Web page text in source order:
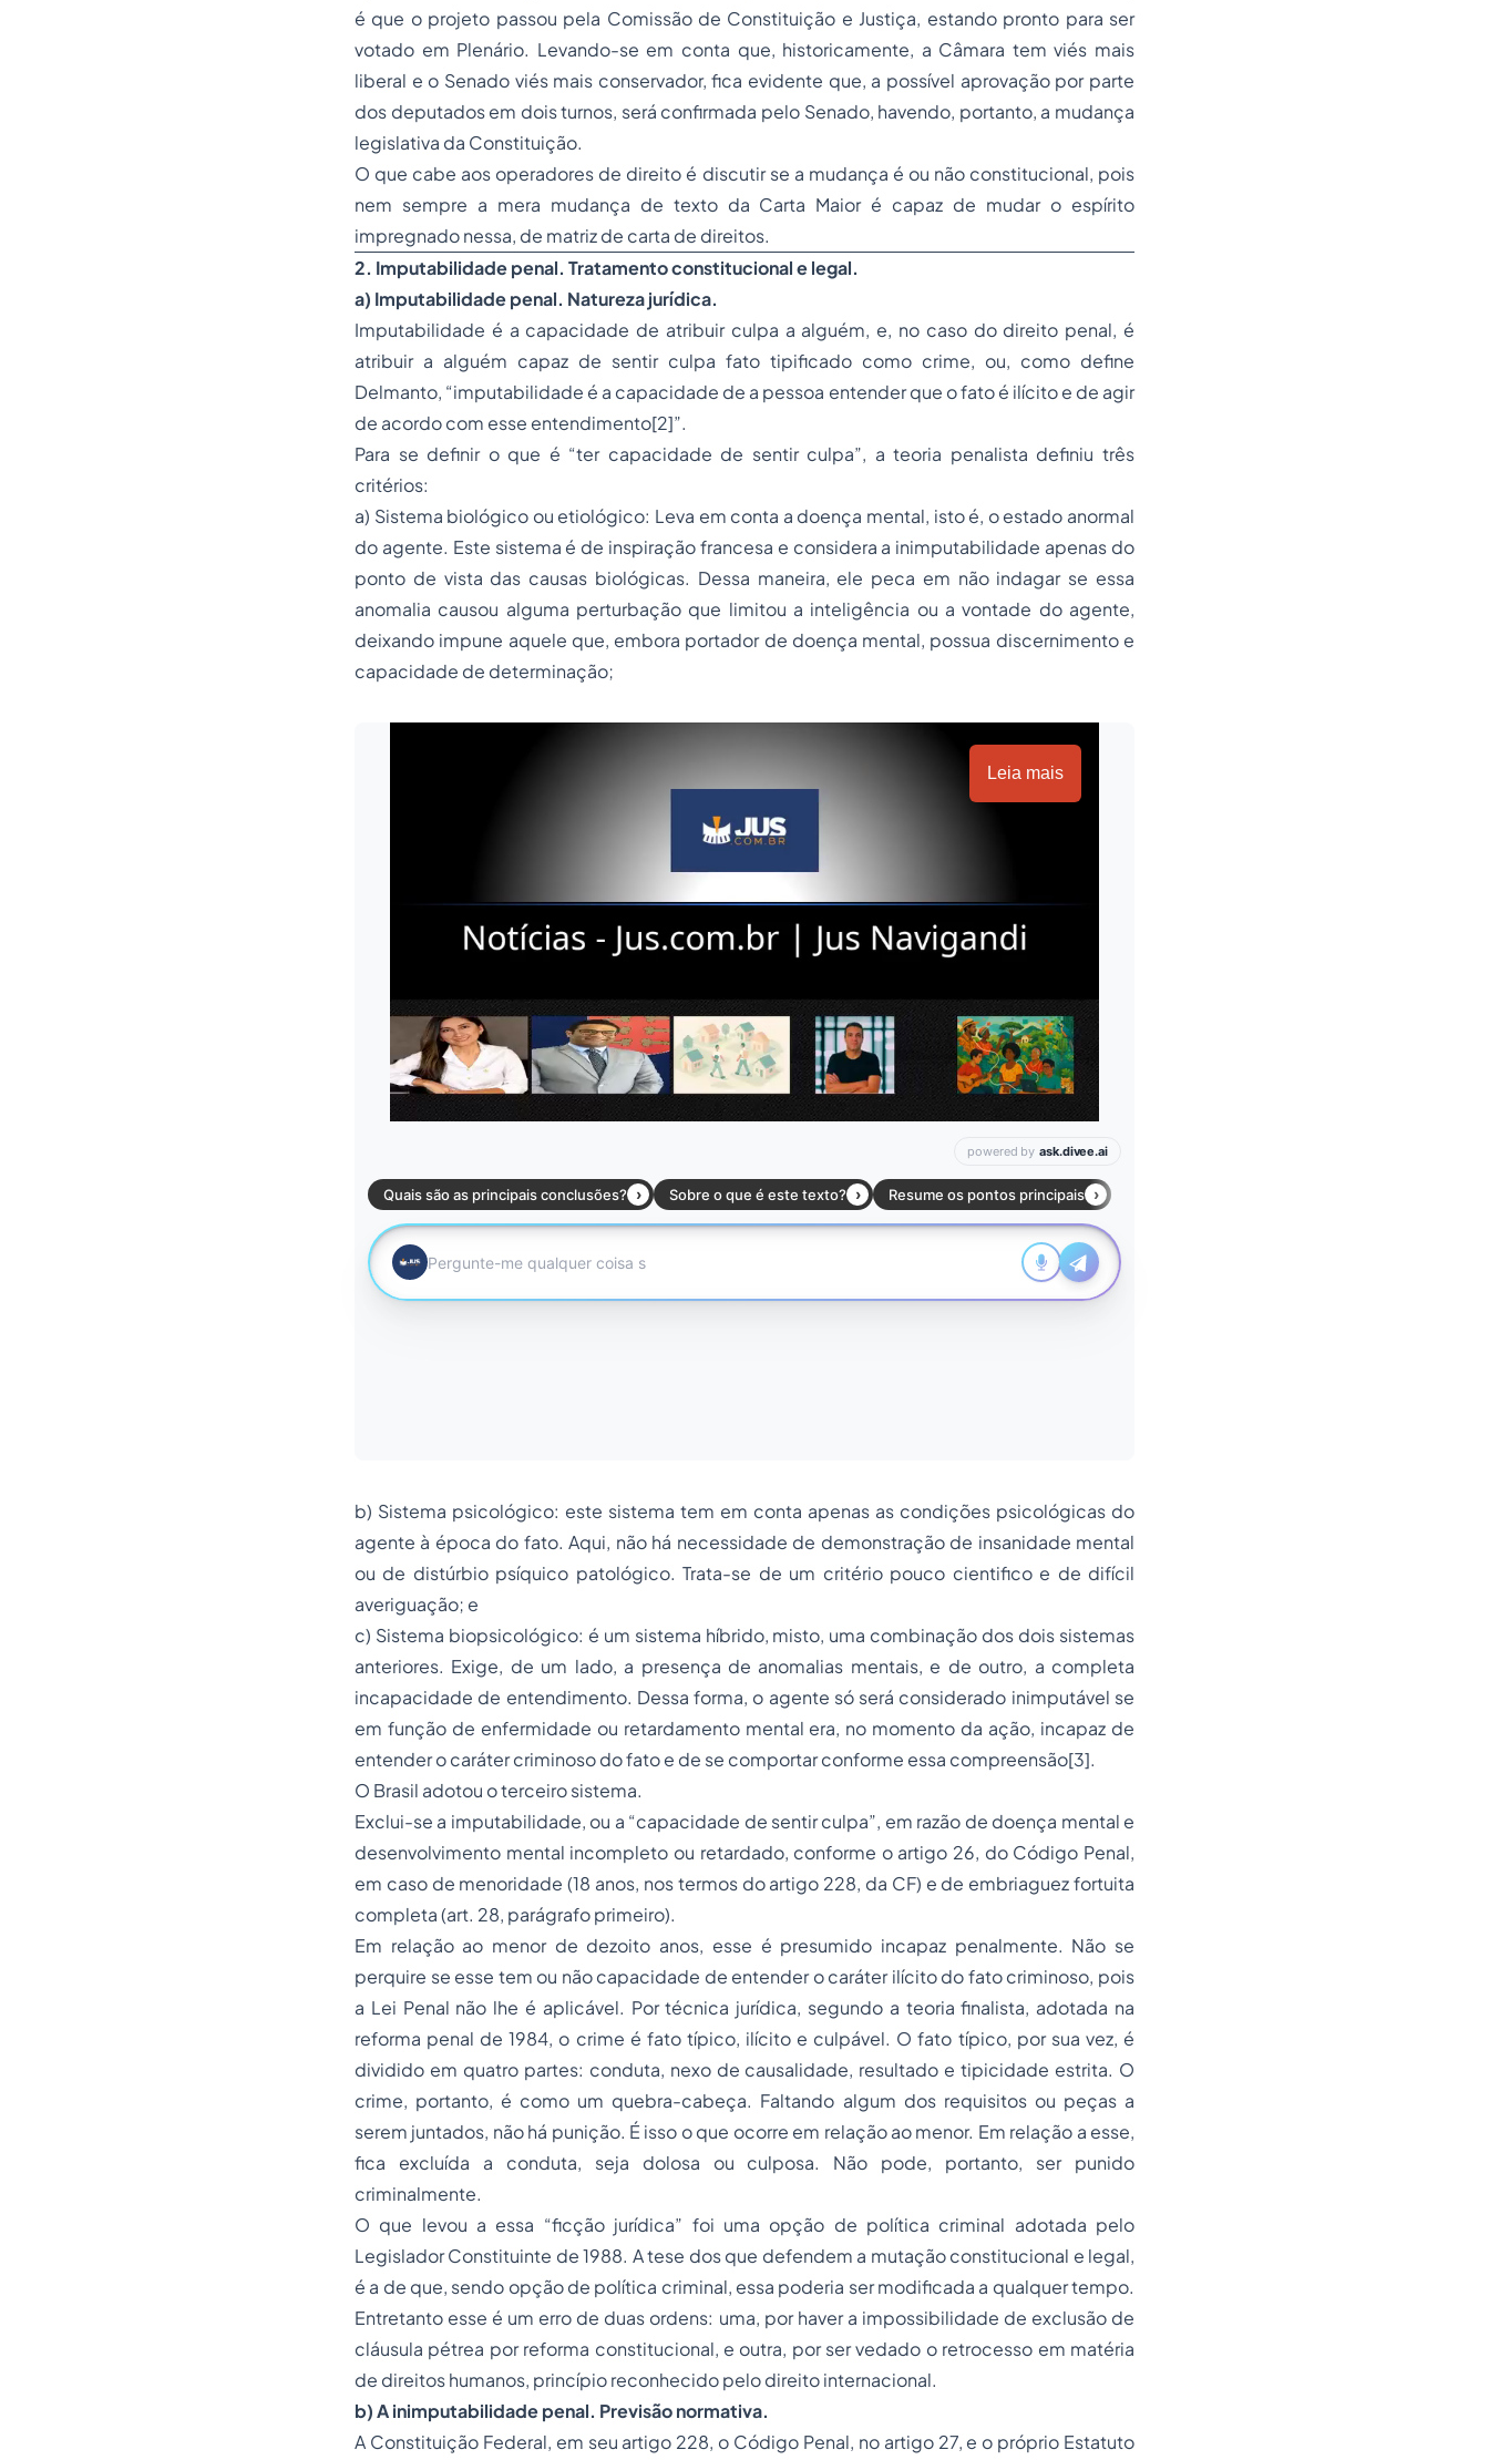
é que o projeto passou pela Comissão de Constituição e Justiça, estando pronto para ser
votado em Plenário. Levando-se em conta que, historicamente, a Câmara tem viés mais
liberal e o Senado viés mais conservador, fica evidente que, a possível aprovação por parte
dos deputados em dois turnos, será confirmada pelo Senado, havendo, portanto, a mudança
legislativa da Constituição.
O que cabe aos operadores de direito é discutir se a mudança é ou não constitucional, pois
nem sempre a mera mudança de texto da Carta Maior é capaz de mudar o espírito
impregnado nessa, de matriz de carta de direitos.
2. Imputabilidade penal. Tratamento constitucional e legal.
a) Imputabilidade penal. Natureza jurídica.
Imputabilidade é a capacidade de atribuir culpa a alguém, e, no caso do direito penal, é
atribuir a alguém capaz de sentir culpa fato tipificado como crime, ou, como define
Delmanto, “imputabilidade é a capacidade de a pessoa entender que o fato é ilícito e de agir
de acordo com esse entendimento[2]”.
Para se definir o que é “ter capacidade de sentir culpa”, a teoria penalista definiu três
critérios:
a) Sistema biológico ou etiológico: Leva em conta a doença mental, isto é, o estado anormal
do agente. Este sistema é de inspiração francesa e considera a inimputabilidade apenas do
ponto de vista das causas biológicas. Dessa maneira, ele peca em não indagar se essa
anomalia causou alguma perturbação que limitou a inteligência ou a vontade do agente,
deixando impune aquele que, embora portador de doença mental, possua discernimento e
capacidade de determinação;
Leia mais
b) Sistema psicológico: este sistema tem em conta apenas as condições psicológicas do
agente à época do fato. Aqui, não há necessidade de demonstração de insanidade mental
ou de distúrbio psíquico patológico. Trata-se de um critério pouco cientifico e de difícil
averiguação; e
c) Sistema biopsicológico: é um sistema híbrido, misto, uma combinação dos dois sistemas
anteriores. Exige, de um lado, a presença de anomalias mentais, e de outro, a completa
incapacidade de entendimento. Dessa forma, o agente só será considerado inimputável se
em função de enfermidade ou retardamento mental era, no momento da ação, incapaz de
entender o caráter criminoso do fato e de se comportar conforme essa compreensão[3].
O Brasil adotou o terceiro sistema.
Exclui-se a imputabilidade, ou a “capacidade de sentir culpa”, em razão de doença mental e
desenvolvimento mental incompleto ou retardado, conforme o artigo 26, do Código Penal,
em caso de menoridade (18 anos, nos termos do artigo 228, da CF) e de embriaguez fortuita
completa (art. 28, parágrafo primeiro).
Em relação ao menor de dezoito anos, esse é presumido incapaz penalmente. Não se
perquire se esse tem ou não capacidade de entender o caráter ilícito do fato criminoso, pois
a Lei Penal não lhe é aplicável. Por técnica jurídica, segundo a teoria finalista, adotada na
reforma penal de 1984, o crime é fato típico, ilícito e culpável. O fato típico, por sua vez, é
dividido em quatro partes: conduta, nexo de causalidade, resultado etipicidade estrita. O
crime, portanto, é como um quebra-cabeça. Faltando algum dos requisitos ou peças a
serem juntados, não há punição. É isso o que ocorre em relação ao menor. Em relação a esse,
fica excluída a conduta, seja dolosa ou culposa. Não pode, portanto, ser punido
criminalmente.
O que levou a essa “ficção jurídica” foi uma opção de política criminal adotada pelo
Legislador Constituinte de 1988. A tese dos que defendem a mutação constitucional e legal,
é a de que, sendo opção de política criminal, essa poderia ser modificada a qualquer tempo.
Entretanto esse é um erro de duas ordens: uma, por haver a impossibilidade de exclusão de
cláusula pétrea por reforma constitucional, e outra, por ser vedado o retrocesso em matéria
de direitos humanos, princípio reconhecido pelo direito internacional.
b) A inimputabilidade penal. Previsão normativa.
A Constituição Federal, em seu artigo 228, o Código Penal, no artigo 27, e o próprio Estatuto